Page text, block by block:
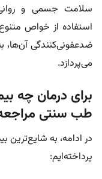
سلامت جسمی و
استفاده از خواص
ضدعفونی‌کنندگی آن‌ها،
می‌پردازد.
برای درمان چه
طب سنتی
در ادامه، به
پرداخته‌ایم: